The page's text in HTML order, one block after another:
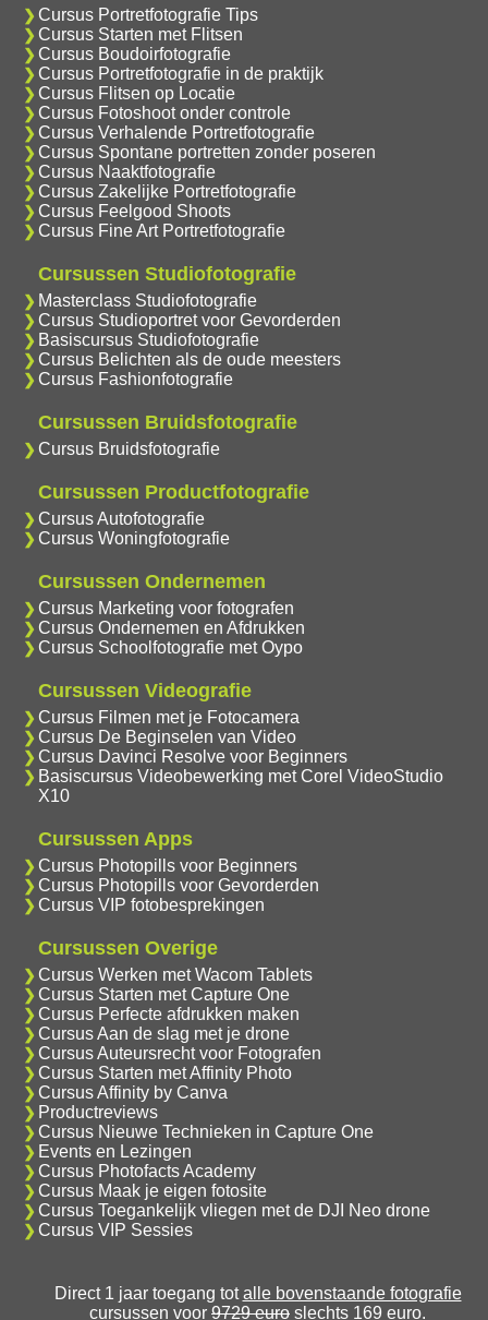
Cursus Portretfotografie Tips
Cursus Starten met Flitsen
Cursus Boudoirfotografie
Cursus Portretfotografie in de praktijk
Cursus Flitsen op Locatie
Cursus Fotoshoot onder controle
Cursus Verhalende Portretfotografie
Cursus Spontane portretten zonder poseren
Cursus Naaktfotografie
Cursus Zakelijke Portretfotografie
Cursus Feelgood Shoots
Cursus Fine Art Portretfotografie
Cursussen Studiofotografie
Masterclass Studiofotografie
Cursus Studioportret voor Gevorderden
Basiscursus Studiofotografie
Cursus Belichten als de oude meesters
Cursus Fashionfotografie
Cursussen Bruidsfotografie
Cursus Bruidsfotografie
Cursussen Productfotografie
Cursus Autofotografie
Cursus Woningfotografie
Cursussen Ondernemen
Cursus Marketing voor fotografen
Cursus Ondernemen en Afdrukken
Cursus Schoolfotografie met Oypo
Cursussen Videografie
Cursus Filmen met je Fotocamera
Cursus De Beginselen van Video
Cursus Davinci Resolve voor Beginners
Basiscursus Videobewerking met Corel VideoStudio
X10
Cursussen Apps
Cursus Photopills voor Beginners
Cursus Photopills voor Gevorderden
Cursus VIP fotobesprekingen
Cursussen Overige
Cursus Werken met Wacom Tablets
Cursus Starten met Capture One
Cursus Perfecte afdrukken maken
Cursus Aan de slag met je drone
Cursus Auteursrecht voor Fotografen
Cursus Starten met Affinity Photo
Cursus Affinity by Canva
Productreviews
Cursus Nieuwe Technieken in Capture One
Events en Lezingen
Cursus Photofacts Academy
Cursus Maak je eigen fotosite
Cursus Toegankelijk vliegen met de DJI Neo drone
Cursus VIP Sessies
Direct 1 jaar toegang totalle bovenstaande fotografie
cursussen voor 9729 euro slechts 169 euro.